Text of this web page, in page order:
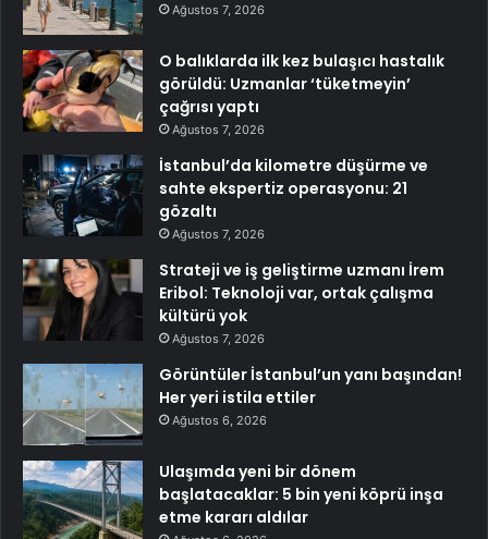
Ağustos 7, 2026
O balıklarda ilk kez bulaşıcı hastalık
görüldü: Uzmanlar ‘tüketmeyin’
çağrısı yaptı
Ağustos 7, 2026
İstanbul’da kilometre düşürme ve
sahte ekspertiz operasyonu: 21
gözaltı
Ağustos 7, 2026
Strateji ve iş geliştirme uzmanı İrem
Eribol: Teknoloji var, ortak çalışma
kültürü yok
Ağustos 7, 2026
Görüntüler İstanbul’un yanı başından!
Her yeri istila ettiler
Ağustos 6, 2026
Ulaşımda yeni bir dönem
başlatacaklar: 5 bin yeni köprü inşa
etme kararı aldılar